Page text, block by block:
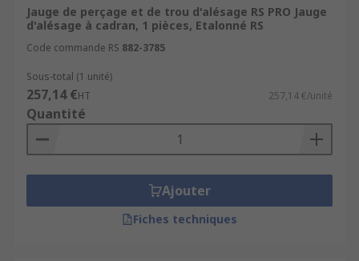
Jauge de perçage et de trou d'alésage RS PRO Jauge
d'alésage à cadran, 1 pièces, Etalonné RS
Code commande RS 882-3785
Sous-total (1 unité)
257,14 €HT 257,14 €/unité
Quantité
Ajouter
Fiches techniques